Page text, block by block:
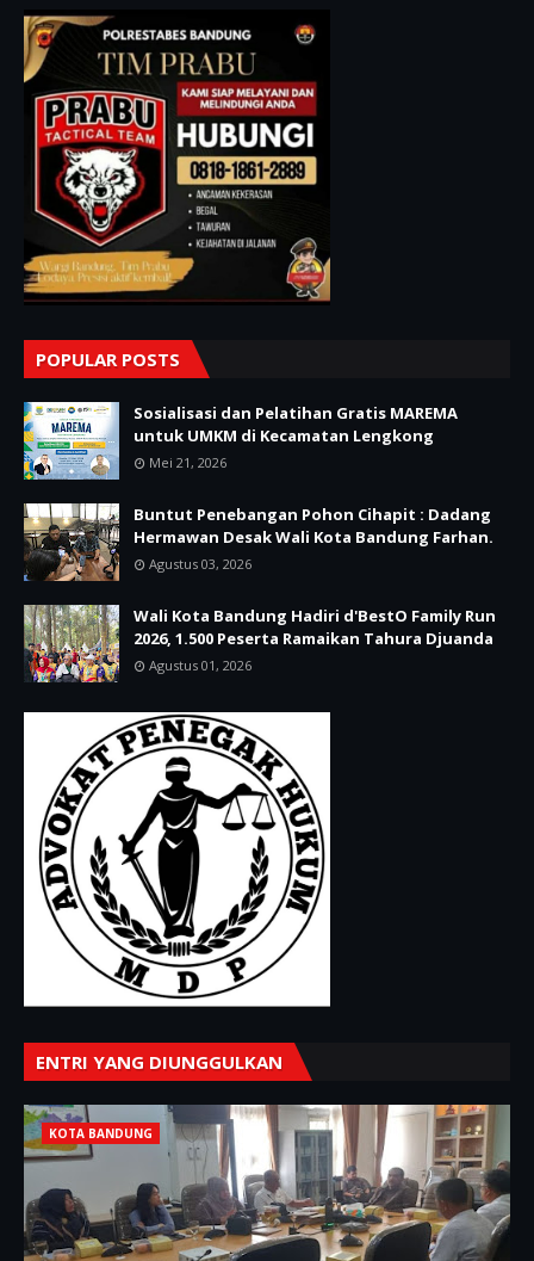
POPULAR POSTS
Sosialisasi dan Pelatihan Gratis MAREMA
untuk UMKM di Kecamatan Lengkong
Mei 21, 2026
Buntut Penebangan Pohon Cihapit : Dadang
Hermawan Desak Wali Kota Bandung Farhan.
Agustus 03, 2026
Wali Kota Bandung Hadiri d'BestO Family Run
2026, 1.500 Peserta Ramaikan Tahura Djuanda
Agustus 01, 2026
ENTRI YANG DIUNGGULKAN
KOTA BANDUNG